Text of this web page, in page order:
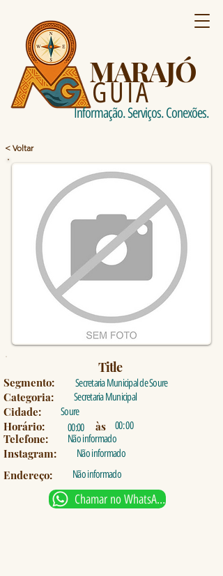
MARAJÓ
GUIA
Informação. Serviços. Conexões.
< Voltar
Title
Segmento: Secretaria Municipal de Soure
Categoria: Secretaria Municipal
Cidade: Soure
Horário: 00:00 às 00: 00
Telefone: Não informado
Instagram: Não informado
Endereço: Não informado
Chamar no WhatsApp